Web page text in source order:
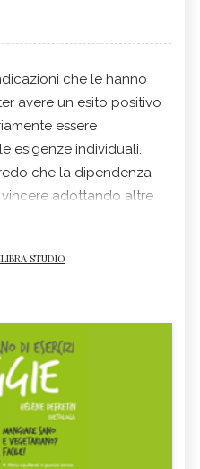
che le hanno
avere un esito positivo
essere
esigenze individuali.
che la dipendenza
adottando altre
. Cinzia Zedda -
STUDIO